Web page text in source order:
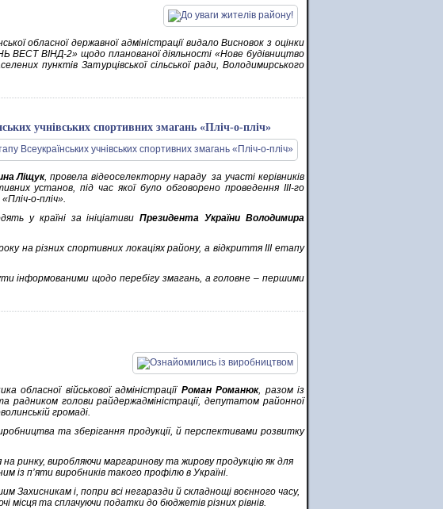
обласної державної адміністрації видало Висновок з оцінки
ВІНД-2» щодо планованої діяльності «Нове будівництво
пунктів Затурцiвської сільської ради, Володимирського
учнівських спортивних змагань «Пліч-о-пліч»
Ліщук, провела відеоселекторну нараду за участі керівників
установ, під час якої було обговорено проведення ІІІ-го
о-пліч».
у країні за ініціативиПрезидента України Володимира
різних спортивних локаціях району, а відкриття ІІІ етапу
інформованими щодо перебігу змагань, а головне – першими
обласної військової адміністрації Роман Романюк, разом із
радником голови райдержадміністрації, депутатом районної
громаді.
та зберігання продукції, й перспективами розвитку
ринку, виробляючи маргаринову та жирову продукцію як для
із п’яти виробників такого профілю в Україні.
Захисникам і, попри всі негаразди й складнощі воєнного часу,
місця та сплачуючи податки до бюджетів різних рівнів.